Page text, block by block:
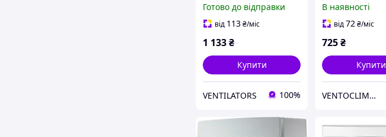
Готово до відправки
від 113₴/міс
1 133₴
Купити
VENTILATORS 100%
В наявності
від72 ₴/міс
725₴
Купити
VENTOCLIMATE